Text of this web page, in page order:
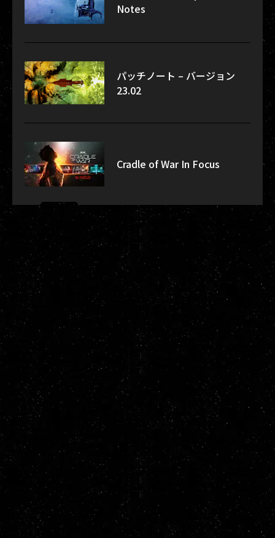
Notes
パッチノート – バージョン
23.02
Cradle of War In Focus